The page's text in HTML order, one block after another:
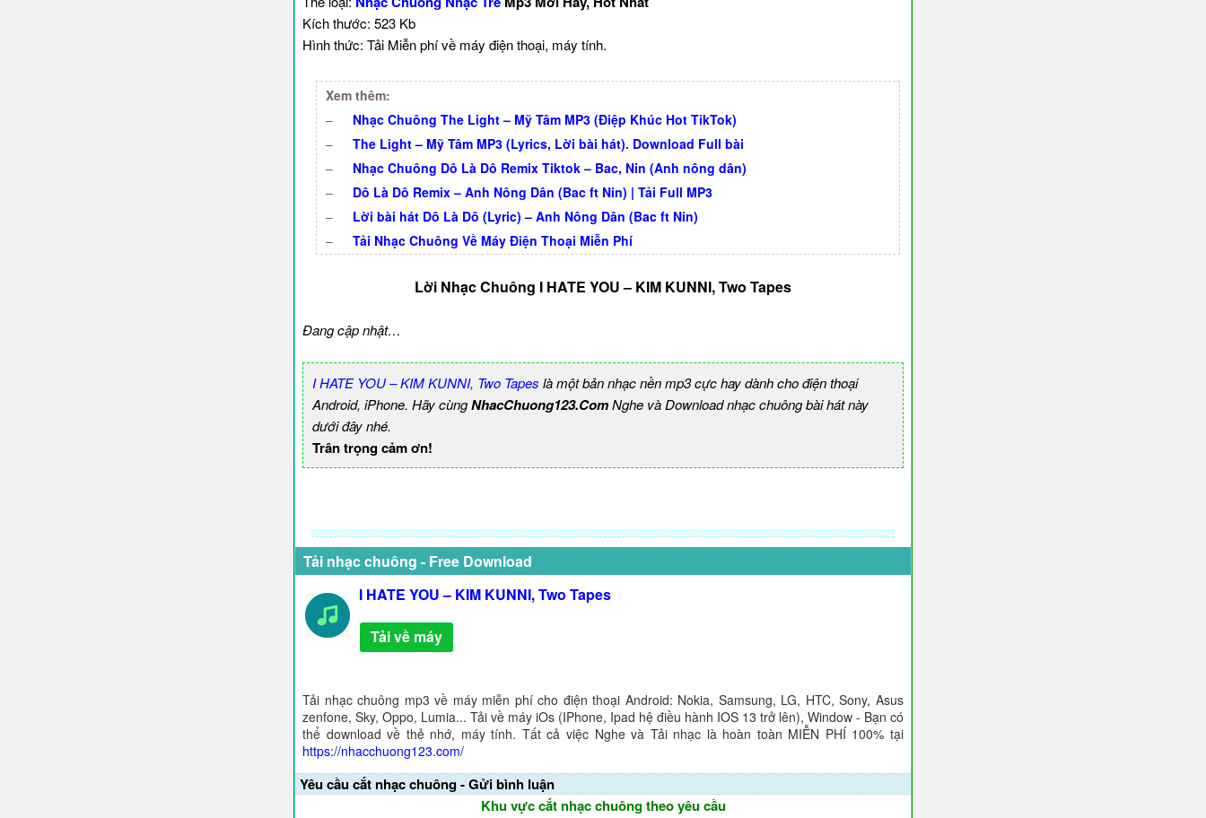
Kích thước: 523 Kb
Hình thức: Tải Miễn phí về máy điện thoại, máy tính.
Xem thêm:
–
Nhạc Chuông The Light – Mỹ Tâm MP3 (Điệp Khúc Hot TikTok)
–
The Light – Mỹ Tâm MP3 (Lyrics, Lời bài hát). Download Full bài
–
Nhạc Chuông Dô Là Dô Remix Tiktok – Bac, Nin (Anh nông dân)
–
Dô Là Dô Remix – Anh Nông Dân (Bac ft Nin) | Tải Full MP3
–
Lời bài hát Dô Là Dô (Lyric) – Anh Nông Dân (Bac ft Nin)
–
Tải Nhạc Chuông Về Máy Điện Thoại Miễn Phí
Lời Nhạc Chuông I HATE YOU – KIM KUNNI, Two Tapes
Đang cập nhật…
I HATE YOU – KIM KUNNI, Two Tapes là một bản nhạc nền mp3 cực hay dành cho điện thoại
Android, iPhone. Hãy cùngNhacChuong123.ComNghe và Download nhạc chuông bài hát này
dưới đây nhé.
Trân trọng cảm ơn!
Tải nhạc chuông - Free Download
I HATE YOU – KIM KUNNI, Two Tapes
Tải về máy
Tải nhạc chuông mp3 về máy miễn phí cho điện thoại Android: Nokia, Samsung, LG, HTC, Sony, Asus
zenfone, Sky, Oppo, Lumia... Tải về máy iOs (IPhone, Ipad hệ điều hành IOS 13 trở lên), Window - Bạn có
thể download về thẻ nhớ, máy tính. Tất cả việc Nghe và Tải nhạc là hoàn toàn MIỄN PHÍ 100% tại
https://nhacchuong123.com/
Yêu cầu cắt nhạc chuông - Gửi bình luận
Khu vực cắt nhạc chuông theo yêu cầu